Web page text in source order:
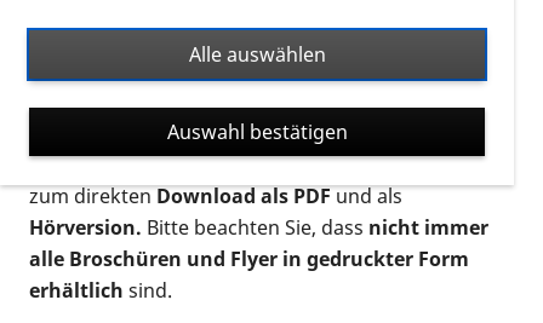
Ort. Nutzen Sie den Formatfilter, um ausschließlich
nach Flyern und Broschüren, Audios oder Videos zu
suchen. Die meisten Flyer und Broschüren werden in
verschiedenen Formaten angeboten: zur
postalischen Bestellung als gedruckte Variante
zum direktenDownload als PDFund als
Hörversion. Bitte beachten Sie, dass nicht immer
alle Broschüren und Flyer in gedruckter Form
erhältlich sind.
Alle auswählen
Auswahl bestätigen